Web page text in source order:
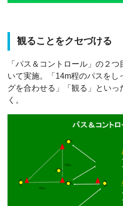
観ることをクセづける
「パス＆コントロール」の２
いて実施。「14m程のパスをし
グを合わせる」「観る」とい
く。